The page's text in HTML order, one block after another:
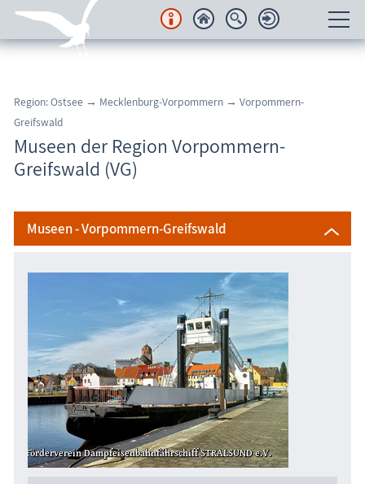
Regionales
Urlaubsorte
Freizeit
Wissenswertes
FKK-Strände
den Strand erleben
die Natur erleben
Geschichten, Märchen & Sagen
Kranich Grus grus
Region: Ostsee → Mecklenburg-Vorpommern → Vorpommern-
Greifswald
Museen der Region Vorpommern-
Greifswald (VG)
Museen - Vorpommern-Greifswald